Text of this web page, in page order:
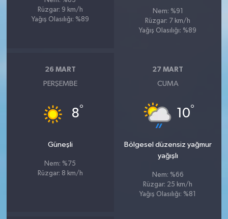
Rüzgar: 9 km/h
Yağış Olasılığı: %89
Nem: %91
Rüzgar: 7 km/h
Yağış Olasılığı: %89
26 MART
PERŞEMBE
8°
Güneşli
Nem: %75
Rüzgar: 8 km/h
27 MART
CUMA
10°
Bölgesel düzensiz yağmur
yağışlı
Nem: %66
Rüzgar: 25 km/h
Yağış Olasılığı: %81